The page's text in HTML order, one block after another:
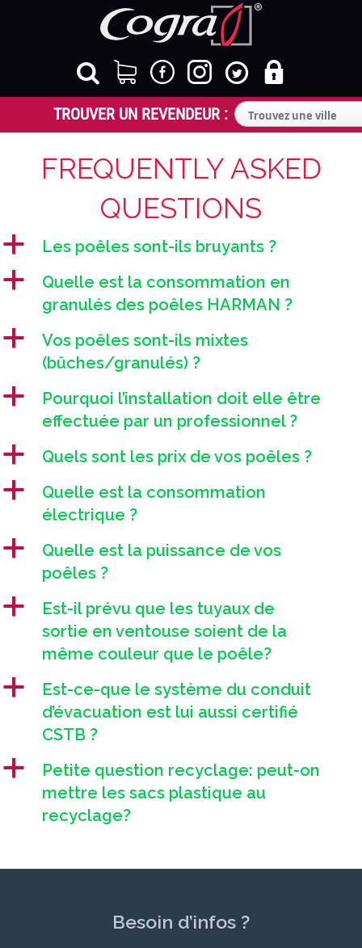
FREQUENTLY ASKED
QUESTIONS
a Les poêles sont-ils bruyants ?
a
Quelle est la consommation en
granulés des poêles HARMAN ?
a
Vos poêles sont-ils mixtes
(bûches/granulés) ?
a
Pourquoi l’installation doit elle être
effectuée par un professionnel ?
a Quels sont les prix de vos poêles ?
a
Quelle est la consommation
électrique ?
a
Quelle est la puissance de vos
poêles ?
a
Est-il prévu que les tuyaux de
sortie en ventouse soient de la
même couleur que le poêle?
a
Est-ce-que le système du conduit
d’évacuation est lui aussi certifié
CSTB ?
a
Petite question recyclage: peut-on
mettre les sacs plastique au
recyclage?
Besoin d’infos ?